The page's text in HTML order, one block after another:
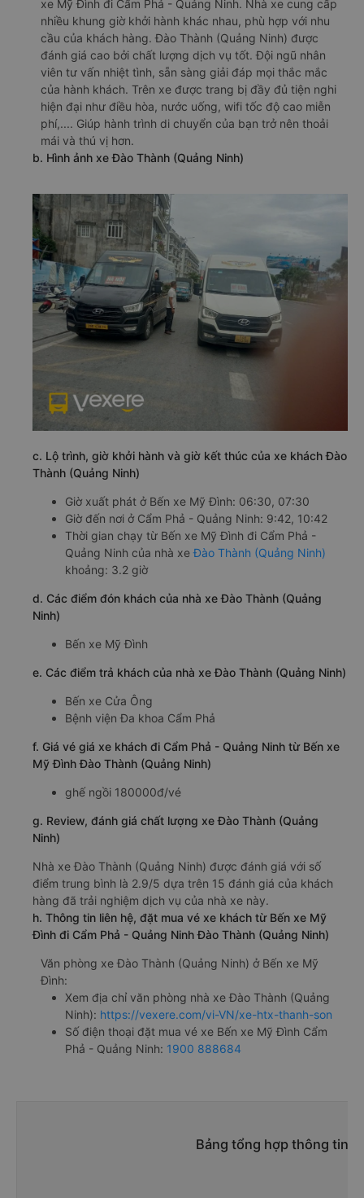
xe Mỹ Đình đi Cẩm Phả - Quảng Ninh. Nhà xe cung cấp
nhiều khung giờ khởi hành khác nhau, phù hợp với nhu
cầu của khách hàng. Đào Thành (Quảng Ninh) được
đánh giá cao bởi chất lượng dịch vụ tốt. Đội ngũ nhân
viên tư vấn nhiệt tình, sẵn sàng giải đáp mọi thắc mắc
của hành khách. Trên xe được trang bị đầy đủ tiện nghi
hiện đại như điều hòa, nước uống, wifi tốc độ cao miễn
phí,.... Giúp hành trình di chuyển của bạn trở nên thoải
mái và thú vị hơn.
b. Hình ảnh xe Đào Thành (Quảng Ninh)
c. Lộ trình, giờ khởi hành và giờ kết thúc của xe khách Đào
Thành (Quảng Ninh)
Giờ xuất phát ở Bến xe Mỹ Đình: 06:30, 07:30
Giờ đến nơi ở Cẩm Phả - Quảng Ninh: 9:42, 10:42
Thời gian chạy từ Bến xe Mỹ Đình đi Cẩm Phả -
Quảng Ninh của nhà xeĐào Thành (Quảng Ninh)
khoảng: 3.2 giờ
d. Các điểm đón khách của nhà xe Đào Thành (Quảng
Ninh)
Bến xe Mỹ Đình
e. Các điểm trả khách của nhà xe Đào Thành (Quảng Ninh)
Bến xe Cửa Ông
Bệnh viện Đa khoa Cẩm Phả
f. Giá vé giá xe khách đi Cẩm Phả - Quảng Ninh từ Bến xe
Mỹ Đình Đào Thành (Quảng Ninh)
ghế ngồi 180000đ/vé
g. Review, đánh giá chất lượng xe Đào Thành (Quảng
Ninh)
Nhà xe Đào Thành (Quảng Ninh) được đánh giá với số
điểm trung bình là 2.9/5 dựa trên 15 đánh giá của khách
hàng đã trải nghiệm dịch vụ của nhà xe này.
h. Thông tin liên hệ, đặt mua vé xe khách từ Bến xe Mỹ
Đình đi Cẩm Phả - Quảng Ninh Đào Thành (Quảng Ninh)
Văn phòng xe Đào Thành (Quảng Ninh) ở Bến xe Mỹ
Đình:
Xem địa chỉ văn phòng nhà xe Đào Thành (Quảng
Ninh): https://vexere.com/vi-VN/xe-htx-thanh-son
Số điện thoại đặt mua vé xe Bến xe Mỹ Đình Cẩm
Phả - Quảng Ninh: 1900 888684
Bảng tổng hợp thông tin